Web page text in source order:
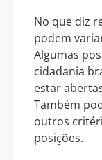
No que diz
podem
Algumas
cidadania
estar
Também
outros
posições.